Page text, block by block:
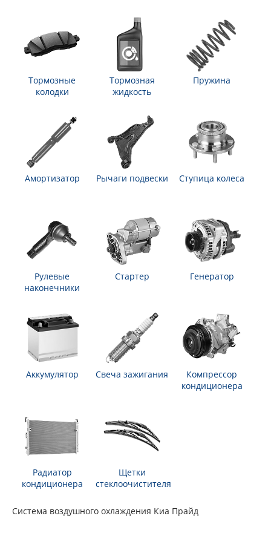
Тормозные
колодки
Тормозная
жидкость
Пружина
Амортизатор Рычаги подвески Ступица колеса
Рулевые
наконечники
Стартер Генератор
Аккумулятор Свеча зажигания
Компрессор
кондиционера
Радиатор
кондиционера
Щетки
стеклоочистителя
Система воздушного охлаждения Киа Прайд